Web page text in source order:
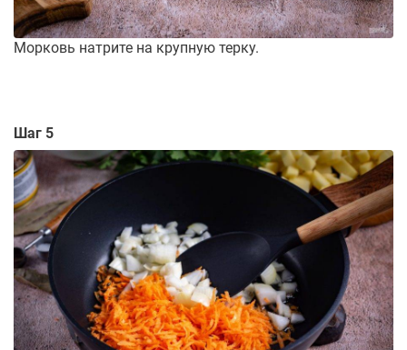
Морковь натрите на крупную терку.
Шаг 5